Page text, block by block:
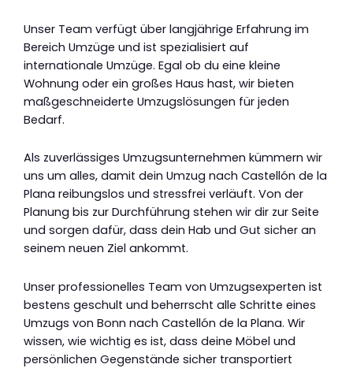
Unser Team verfügt über langjährige Erfahrung im
Bereich Umzüge und ist spezialisiert auf
internationale Umzüge. Egal ob du eine kleine
Wohnung oder ein großes Haus hast, wir bieten
maßgeschneiderte Umzugslösungen für jeden
Bedarf.
Als zuverlässiges Umzugsunternehmen kümmern wir
uns um alles, damit dein Umzug nach Castellón de la
Plana reibungslos und stressfrei verläuft. Von der
Planung bis zur Durchführung stehen wir dir zur Seite
und sorgen dafür, dass dein Hab und Gut sicher an
seinem neuen Ziel ankommt.
Unser professionelles Team von Umzugsexperten ist
bestens geschult und beherrscht alle Schritte eines
Umzugs von Bonn nach Castellón de la Plana. Wir
wissen, wie wichtig es ist, dass deine Möbel und
persönlichen Gegenstände sicher transportiert